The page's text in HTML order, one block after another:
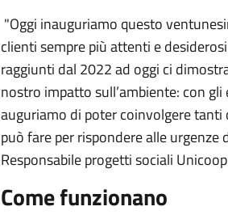
"Oggi inauguriamo questo
clienti sempre più attenti e
raggiunti dal 2022 ad oggi ci
nostro impatto sull’ambiente: con
auguriamo di poter coinvolgere
può fare per rispondere alle
Responsabile progetti sociali
Come funzionano